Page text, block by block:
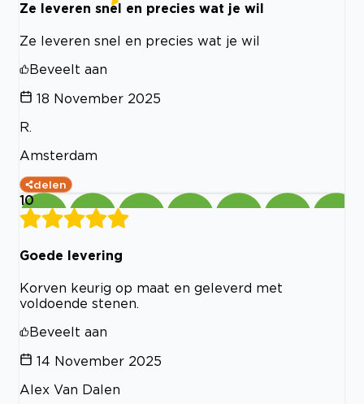
Ze leveren snel en precies wat je wil
Ze leveren snel en precies wat je wil
Beveelt aan
18 November 2025
R.
Amsterdam
delen
10
Goede levering
Korven keurig op maat en geleverd met
voldoende stenen.
Beveelt aan
14 November 2025
Alex Van Dalen